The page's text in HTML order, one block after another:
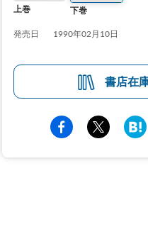
上巻 下巻
発売日 1990年02月10日
書店在